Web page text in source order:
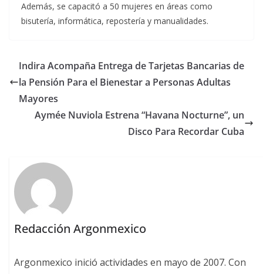
Además, se capacitó a 50 mujeres en áreas como
bisutería, informática, repostería y manualidades.
Indira Acompaña Entrega de Tarjetas Bancarias de
la Pensión Para el Bienestar a Personas Adultas
Mayores
Aymée Nuviola Estrena “Havana Nocturne”, un
Disco Para Recordar Cuba
Redacción Argonmexico
Argonmexico inició actividades en mayo de 2007. Con